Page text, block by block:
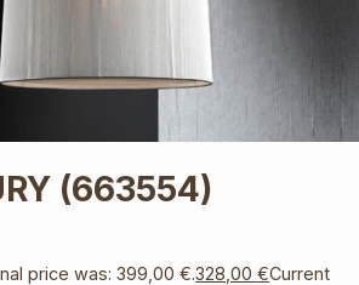
(663554)
price was: 399,00 €.328,00€Current